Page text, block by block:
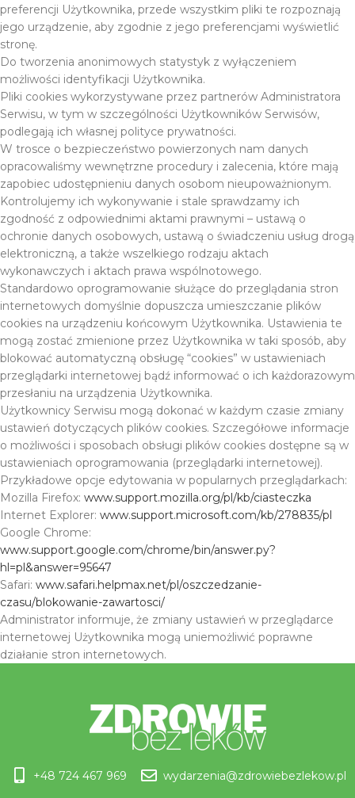
preferencji Użytkownika, przede wszystkim pliki te rozpoznają
jego urządzenie, aby zgodnie z jego preferencjami wyświetlić
stronę.
Do tworzenia anonimowych statystyk z wyłączeniem
możliwości identyfikacji Użytkownika.
Pliki cookies wykorzystywane przez partnerów Administratora
Serwisu, w tym w szczególności Użytkowników Serwisów,
podlegają ich własnej polityce prywatności.
W trosce o bezpieczeństwo powierzonych nam danych
opracowaliśmy wewnętrzne procedury i zalecenia, które mają
zapobiec udostępnieniu danych osobom nieupoważnionym.
Kontrolujemy ich wykonywanie i stale sprawdzamy ich
zgodność z odpowiednimi aktami prawnymi – ustawą o
ochronie danych osobowych, ustawą o świadczeniu usług drogą
elektroniczną, a także wszelkiego rodzaju aktach
wykonawczych i aktach prawa wspólnotowego.
Standardowo oprogramowanie służące do przeglądania stron
internetowych domyślnie dopuszcza umieszczanie plików
cookies na urządzeniu końcowym Użytkownika. Ustawienia te
mogą zostać zmienione przez Użytkownika w taki sposób, aby
blokować automatyczną obsługę “cookies” w ustawieniach
przeglądarki internetowej bądź informować o ich każdorazowym
przesłaniu na urządzenia Użytkownika.
Użytkownicy Serwisu mogą dokonać w każdym czasie zmiany
ustawień dotyczących plików cookies. Szczegółowe informacje
o możliwości i sposobach obsługi plików cookies dostępne są w
ustawieniach oprogramowania (przeglądarki internetowej).
Przykładowe opcje edytowania w popularnych przeglądarkach:
Mozilla Firefox: www.support.mozilla.org/pl/kb/ciasteczka
Internet Explorer: www.support.microsoft.com/kb/278835/pl
Google Chrome:
www.support.google.com/chrome/bin/answer.py?
hl=pl&answer=95647
Safari: www.safari.helpmax.net/pl/oszczedzanie-
czasu/blokowanie-zawartosci/
Administrator informuje, że zmiany ustawień w przeglądarce
internetowej Użytkownika mogą uniemożliwić poprawne
działanie stron internetowych.
+48 724 467 969 wydarzenia@zdrowiebezlekow.pl